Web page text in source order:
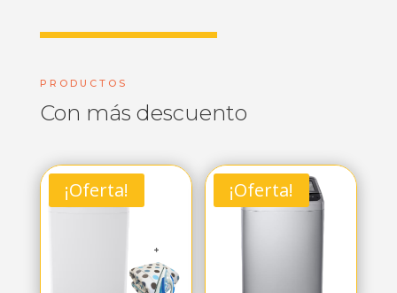
PRODUCTOS
Con más descuento
¡Oferta! ¡Oferta!